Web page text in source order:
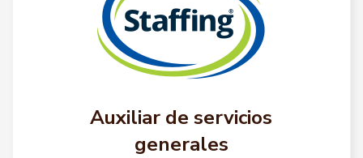
Auxiliar de servicios
generales